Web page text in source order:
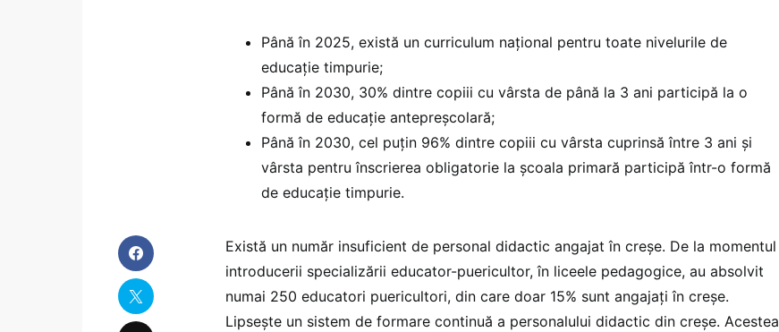
Până în 2025, există un curriculum național pentru toate nivelurile de
educație timpurie;
Până în 2030, 30% dintre copiii cu vârsta de până la 3 ani participă la o
formă de educație antepreșcolară;
Până în 2030, cel puțin 96% dintre copiii cu vârsta cuprinsă între 3 ani și
vârsta pentru înscrierea obligatorie la școala primară participă într-o formă
de educație timpurie.
Există un număr insuficient de personal didactic angajat în creșe. De la momentul
introducerii specializării educator-puericultor, în liceele pedagogice, au absolvit
numai 250 educatori puericultori, din care doar 15% sunt angajați în creșe.
Lipsește un sistem de formare continuă a personalului didactic din creșe. Acestea